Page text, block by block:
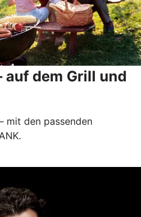
auf dem Grill und
mit den passenden